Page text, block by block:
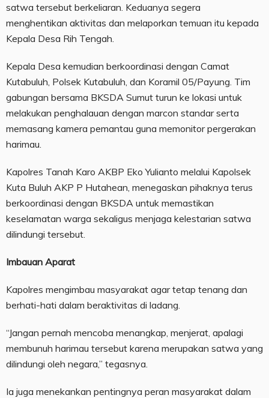
satwa tersebut berkeliaran. Keduanya segera
menghentikan aktivitas dan melaporkan temuan itu kepada
Kepala Desa Rih Tengah.
Kepala Desa kemudian berkoordinasi dengan Camat
Kutabuluh, Polsek Kutabuluh, dan Koramil 05/Payung. Tim
gabungan bersama BKSDA Sumut turun ke lokasi untuk
melakukan penghalauan dengan marcon standar serta
memasang kamera pemantau guna memonitor pergerakan
harimau.
Kapolres Tanah Karo AKBP Eko Yulianto melalui Kapolsek
Kuta Buluh AKP P Hutahean, menegaskan pihaknya terus
berkoordinasi dengan BKSDA untuk memastikan
keselamatan warga sekaligus menjaga kelestarian satwa
dilindungi tersebut.
Imbauan Aparat
Kapolres mengimbau masyarakat agar tetap tenang dan
berhati-hati dalam beraktivitas di ladang.
“Jangan pernah mencoba menangkap, menjerat, apalagi
membunuh harimau tersebut karena merupakan satwa yang
dilindungi oleh negara,” tegasnya.
Ia juga menekankan pentingnya peran masyarakat dalam